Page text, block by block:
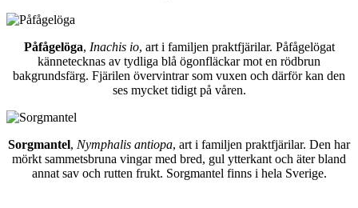
Påfågelöga, Inachis io, art i familjen praktfjärilar. Påfågelögat
kännetecknas av tydliga blå ögonfläckar mot en rödbrun
bakgrundsfärg. Fjärilen övervintrar som vuxen och därför kan den
ses mycket tidigt på våren.
Sorgmantel, Nymphalis antiopa, art i familjen praktfjärilar. Den har
mörkt sammetsbruna vingar med bred, gul ytterkant och äter bland
annat sav och rutten frukt. Sorgmantel finns i hela Sverige.